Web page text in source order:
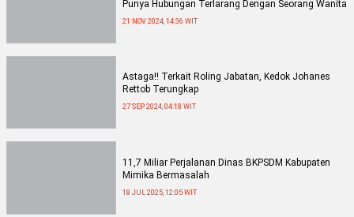
Punya Hubungan Terlarang Dengan Seorang Wanita
21 NOV 2024, 14:36 WIT
Astaga!! Terkait Roling Jabatan, Kedok Johanes
Rettob Terungkap
27 SEP 2024, 04:18 WIT
11,7 Miliar Perjalanan Dinas BKPSDM Kabupaten
Mimika Bermasalah
18 JUL 2025, 12:05 WIT